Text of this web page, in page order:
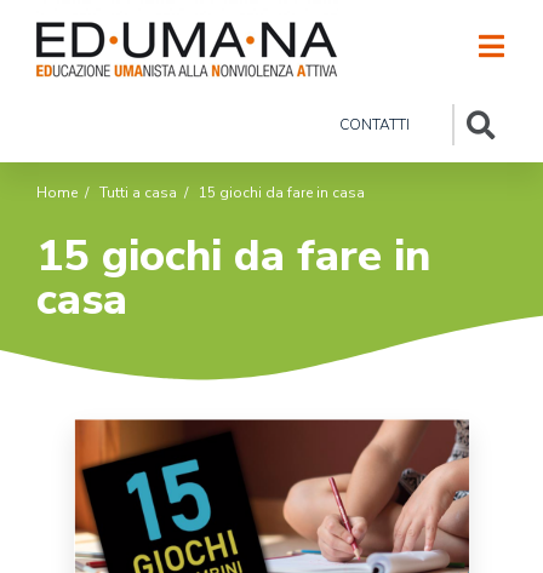
CONTATTI
Home / Tutti a casa / 15 giochi da fare in casa
15 giochi da fare in
casa